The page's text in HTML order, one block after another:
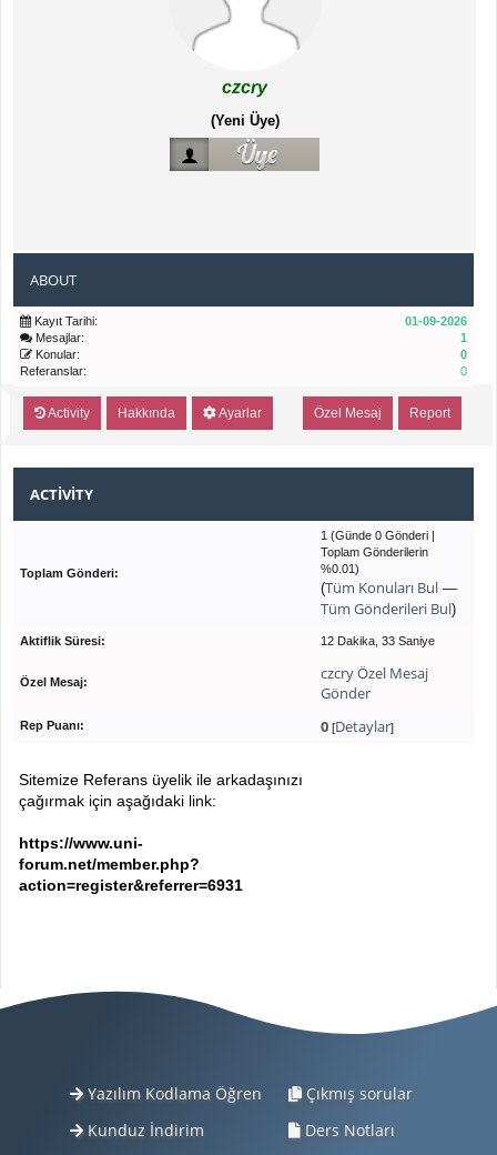
czcry
(Yeni Üye)
ABOUT
Kayıt Tarihi:
01-09-2026
Mesajlar:
1
Konular:
0
Referanslar:
0
Activity Hakkında Ayarlar Report
Özel Mesaj
ACTIVITY
Toplam Gönderi:
1 (Günde 0 Gönderi |
Toplam Gönderilerin
%0.01)
(Tüm Konuları Bul —
Tüm Gönderileri Bul)
Aktiflik Süresi: 12 Dakika, 33 Saniye
Özel Mesaj:
czcry Özel Mesaj
Gönder
Rep Puanı: 0 [Detaylar]
Sitemize Referans üyelik ile arkadaşınızı
çağırmak için aşağıdaki link:
https://www.uni-
forum.net/member.php?
action=register&referrer=6931
Yazılım Kodlama Öğren
Kunduz İndirim
Çıkmış sorular
Ders Notları